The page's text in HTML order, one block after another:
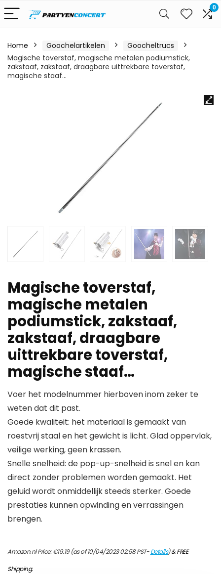
0
Home Goochelartikelen
Goocheltrucs
Magische toverstaf, magische metalen podiumstick,
zakstaaf, zakstaaf, draagbare uittrekbare toverstaf,
magische staaf…
Magische toverstaf,
magische metalen
podiumstick, zakstaaf,
zakstaaf, draagbare
uittrekbare toverstaf,
magische staaf…
Voer het modelnummer hierboven inom zeker te
weten dat dit past.
Goede kwaliteit: het materiaal is gemaakt van
roestvrij staal en het gewicht is licht. Glad oppervlak,
veilige werking, geen krassen.
Snelle snelheid: de pop-up-snelheid is snel en kan
direct zonder problemen worden gemaakt. Het
geluid wordt onmiddellijk steeds sterker. Goede
prestaties kunnen opwinding en verrassingen
brengen.
Amazon.nl Price:€19.19(as of 10/04/2023 02:58 PST-Details)&FREE
Shipping.